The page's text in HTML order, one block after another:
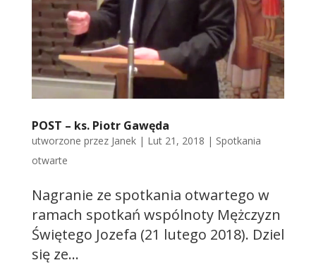
POST – ks. Piotr Gawęda
utworzone przez Janek| Lut 21, 2018 | Spotkania
otwarte
Nagranie ze spotkania otwartego w
ramach spotkań wspólnoty Mężczyzn
Świętego Jozefa (21 lutego 2018). Dziel
się ze...